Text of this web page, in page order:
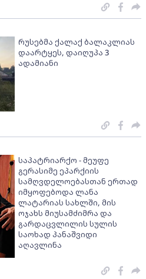
რუსებმა ქალაქ ბალაკლიას
დაარტყეს, დაიღუპა 3
ადამიანი
საპატრიარქო - მეუფე
გერასიმე ეპარქიის
სამღვდელოებასთან ერთად
იმყოფებოდა ლანა
ლატარიას სახლში, მის
ოჯახს მიუსამძიმრა და
გარდაცვლილის სულის
საოხად პანაშვიდი
აღავლინა